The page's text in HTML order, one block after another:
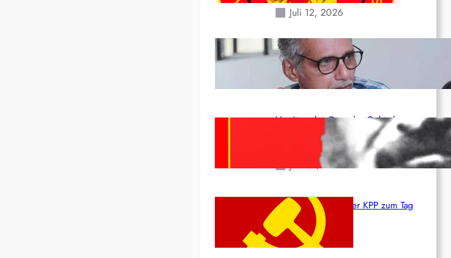
Juli 12, 2026
Indien: „Die Politik der Kapitulation“
von K. Murali (Ajith)
Juli 1, 2026
Vorsitzender Gonzalo: Gebt das
Leben für die Partei und die
Revolution!
Juni 19, 2026
Beschluss des ZK der KPP zum Tag
des Heldentums
Juni 19, 2026